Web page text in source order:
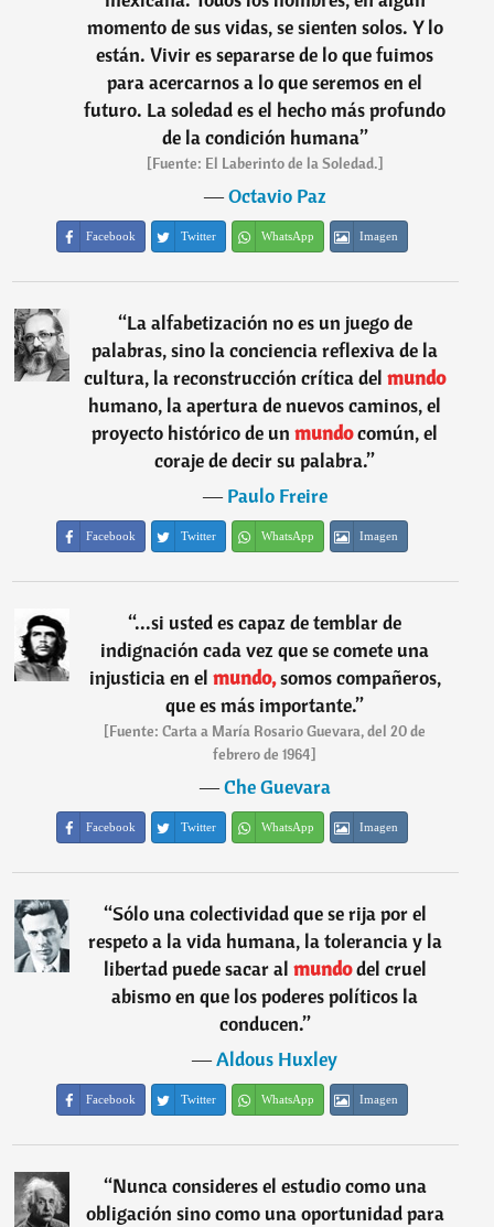
momento de sus vidas, se sienten solos. Y lo
están. Vivir es separarse de lo que fuimos
para acercarnos a lo que seremos en el
futuro. La soledad es el hecho más profundo
de la condición humana”
[Fuente: El Laberinto de la Soledad.]
―Octavio Paz
Facebook Twitter WhatsApp Imagen
“La alfabetización no es un juego de
palabras, sino la conciencia reflexiva de la
cultura, la reconstrucción crítica del mundo
humano, la apertura de nuevos caminos, el
proyecto histórico de un mundocomún, el
coraje de decir su palabra.”
―Paulo Freire
Facebook Twitter WhatsApp Imagen
“...si usted es capaz de temblar de
indignación cada vez que se comete una
injusticia en el mundo,somos compañeros,
que es más importante.”
[Fuente: Carta a María Rosario Guevara, del 20 de
febrero de 1964]
―Che Guevara
Facebook Twitter WhatsApp Imagen
“Sólo una colectividad que se rija por el
respeto a la vida humana, la tolerancia y la
libertad puede sacar al mundodel cruel
abismo en que los poderes políticos la
conducen.”
―Aldous Huxley
Facebook Twitter WhatsApp Imagen
“Nunca consideres el estudio como una
obligación sino como una oportunidad para